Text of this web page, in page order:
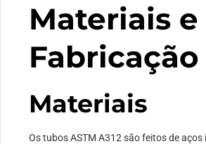
Materiais e
Fabricação
Materiais
Os tubos ASTM A312 são feitos de aços